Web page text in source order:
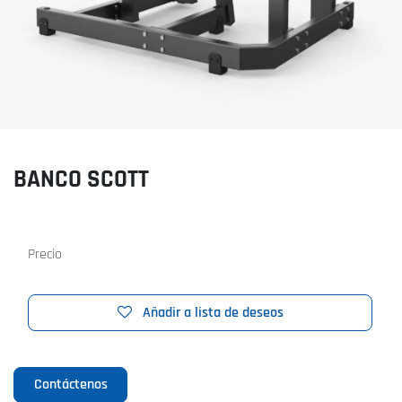
BANCO SCOTT
Añadir a lista de deseos
Precio
Contáctenos